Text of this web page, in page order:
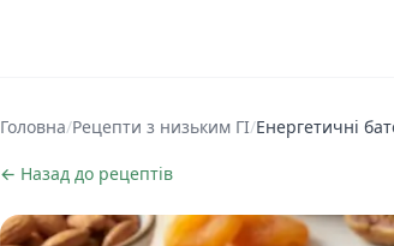
Головна/Рецепти з низьким ГІ/Енергетичні
← Назад до рецептів